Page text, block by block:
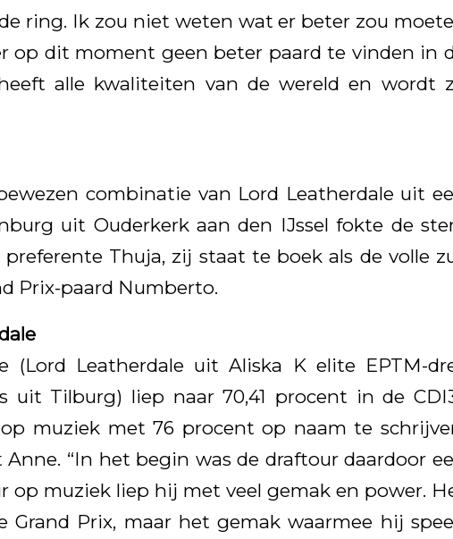
ring. Ik zou niet weten wat er beter zou
op dit moment geen beter paard te vinden in
alle kwaliteiten van de wereld en wordt
combinatie van Lord Leatherdale uit
uit Ouderkerk aan den IJssel fokte de
Thuja, zij staat te boek als de volle
Prix-paard Numberto.
(Lord Leatherdale uit Aliska K elite EPTM-
uit Tilburg) liep naar 70,41 procent in de
muziek met 76 procent op naam te
Anne. “In het begin was de draftour daardoor
op muziek liep hij met veel gemak en power.
Grand Prix, maar het gemak waarmee hij